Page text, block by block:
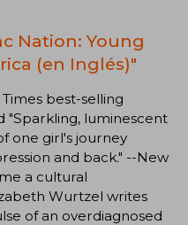
Nation: Young
(en Inglés)"
best-selling
"Sparkling, luminescent
one girl's journey
and back." --New
a cultural
Wurtzel writes
of an overdiagnosed